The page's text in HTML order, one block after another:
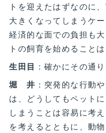
トを迎えたはずなのに
大きくなってしまうケ
経済的な面での負担も
トの飼育を始めること
生田目 ：確かにその通り
堀 井 ：突発的な行動
は、どうしてもペット
しまうことは容易に考
を考えるとともに、動